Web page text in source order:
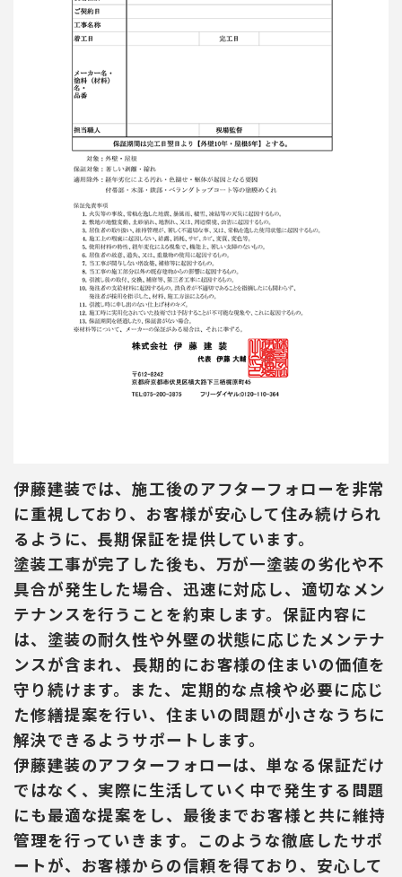
伊藤建装では、施工後のアフターフォローを非常
に重視しており、お客様が安心して住み続けられ
るように、長期保証を提供しています。
塗装工事が完了した後も、万が一塗装の劣化や不
具合が発生した場合、迅速に対応し、適切なメン
テナンスを行うことを約束します。保証内容に
は、塗装の耐久性や外壁の状態に応じたメンテナ
ンスが含まれ、長期的にお客様の住まいの価値を
守り続けます。また、定期的な点検や必要に応じ
た修繕提案を行い、住まいの問題が小さなうちに
解決できるようサポートします。
伊藤建装のアフターフォローは、単なる保証だけ
ではなく、実際に生活していく中で発生する問題
にも最適な提案をし、最後までお客様と共に維持
管理を行っていきます。このような徹底したサポ
ートが、お客様からの信頼を得ており、安心して